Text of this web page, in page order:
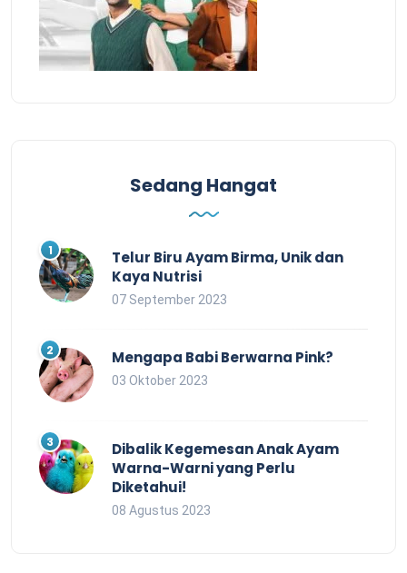
Sedang Hangat
Telur Biru Ayam Birma, Unik dan
Kaya Nutrisi
07 September 2023
Mengapa Babi Berwarna Pink?
03 Oktober 2023
Dibalik Kegemesan Anak Ayam
Warna-Warni yang Perlu
Diketahui!
08 Agustus 2023